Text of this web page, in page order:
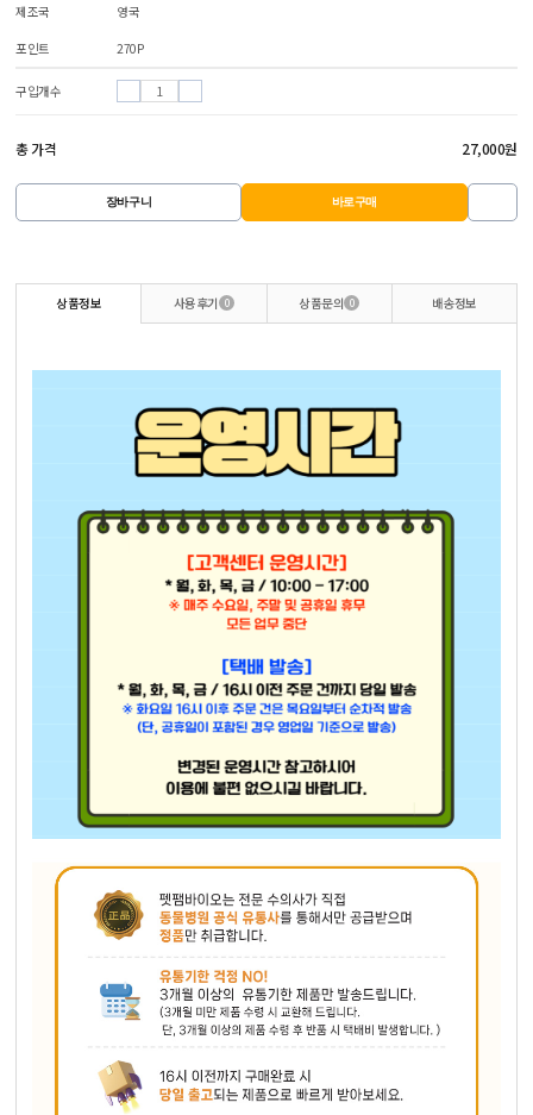
제조국 영국
포인트 270P
구입개수
총 가격 27,000원
장바구니 바로구매
상품정보 사용후기 0 상품문의 0 배송정보